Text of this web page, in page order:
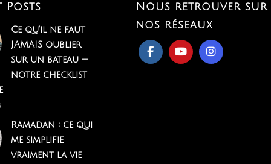
Posts
Ce qu'il ne faut
JAMAIS oublier
sur un bateau —
notre checklist
Ramadan : ce qui
me simplifie
vraiment la vie
Nous retrouver sur
nos réseaux